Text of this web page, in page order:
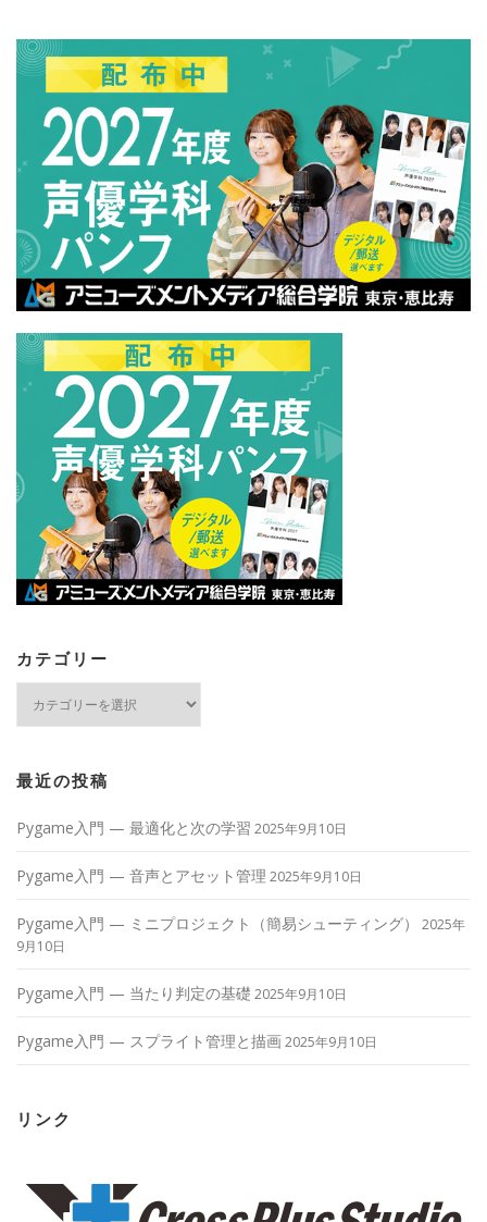
カテゴリー
ー
最近の投稿
Pygame入門 — 最適化と次の学習 2025年9月10日
Pygame入門 — 音声とアセット管理 2025年9月10日
Pygame入門 — ミニプロジェクト（簡易シューティング）
2025年
9月10日
Pygame入門 — 当たり判定の基礎 2025年9月10日
Pygame入門 — スプライト管理と描画2025年9月10日
リンク